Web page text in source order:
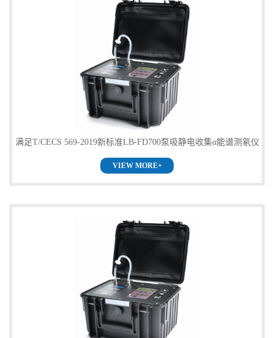
满足T/CECS 569-2019新标准LB-FD700泵吸静电收集α能谱测氡仪
供货
VIEW MORE+